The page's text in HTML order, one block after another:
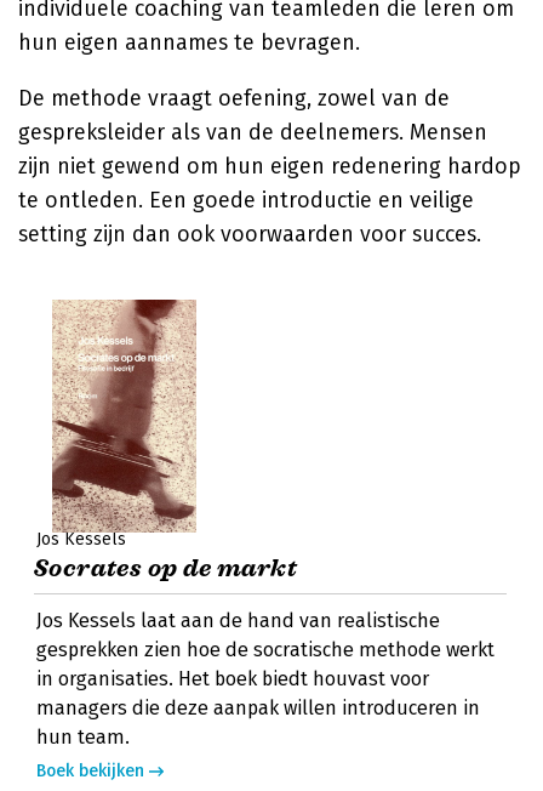
individuele coaching van teamleden die leren om
hun eigen aannames te bevragen.
De methode vraagt oefening, zowel van de
gespreksleider als van de deelnemers. Mensen
zijn niet gewend om hun eigen redenering hardop
te ontleden. Een goede introductie en veilige
setting zijn dan ook voorwaarden voor succes.
Jos Kessels
Socrates op de markt
Jos Kessels laat aan de hand van realistische
gesprekken zien hoe de socratische methode werkt
in organisaties. Het boek biedt houvast voor
managers die deze aanpak willen introduceren in
hun team.
Boek bekijken